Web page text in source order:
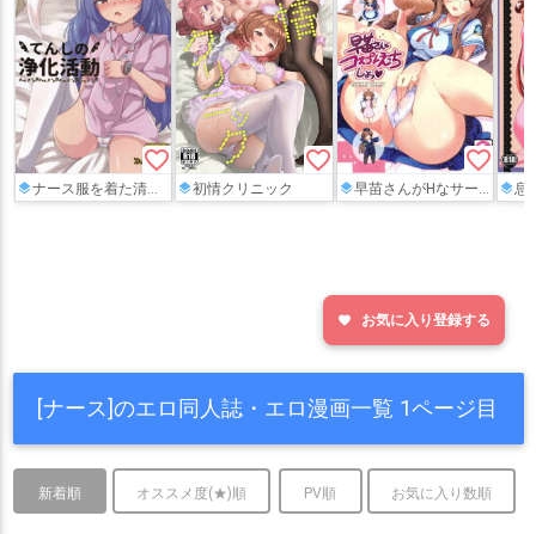
favorite_border
ナース服を着た清蘭ちゃんが患者さんのチ◯ポをしゃぶって治療していると、医者の男にバックからチ◯ポを挿入されて…♡
favorite_border
初情クリニック
favorite_border
早苗さんがHなサービス!!おじさん達に巨乳おっぱいを揉みしだかれたり、コスプレしてバックや騎乗位で生ハメしちゃいます♡ 息
favorite お気に入り登録する
[ナース]のエロ同人誌・エロ漫画一覧 1ページ目
新着順 オススメ度(★)順 PV順 お気に入り数順